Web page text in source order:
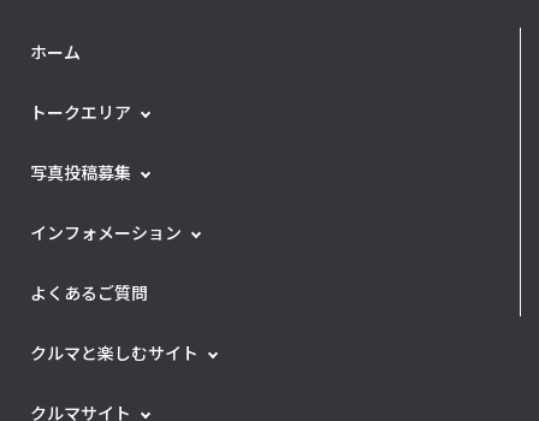
ホーム
トークエリア
写真投稿募集
インフォメーション
よくあるご質問
クルマと楽しむサイト
クルマサイト